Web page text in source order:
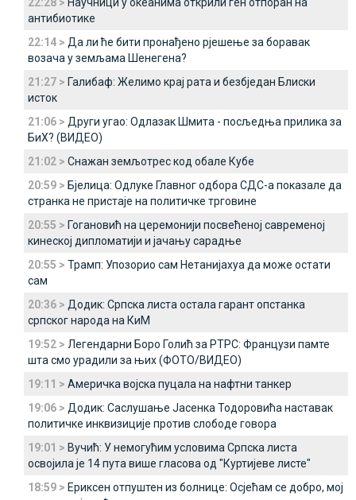
антибиотике
22:14 > Да ли ће бити пронађено рјешење за боравак
возача у земљама Шенегена?
21:27 > Галибаф: Желимо крај рата и безбједан Блиски
исток
21:06 > Други угао: Одлазак Шмита - посљедња прилика за
БиХ? (ВИДЕО)
21:02 > Снажан земљотрес код обале Кубе
20:59 > Бјелица: Одлуке Главног одбора СДС-а показале да
странка не пристаје на политичке трговине
20:55 > Гогановић на церемонији посвећеној савременој
кинеској дипломатији и јачању сарадње
20:55 > Трамп: Упозорио сам Нетанијахуа да може остати
сам
20:36 > Додик: Српска листа остала гарант опстанка
српског народа на КиМ
19:52 > Легендарни Боро Голић за РТРС: Французи памте
шта смо урадили за њих (ФОТО/ВИДЕО)
19:11 > Америчка војска пуцала на нафтни танкер
19:06 > Додик: Саслушање Јасенка Тодоровића наставак
политичке инквизиције против слободе говора
19:01 > Вучић: У немогућим условима Српска листа
освојила је 14 пута више гласова од "Куртијеве листе"
18:59 > Ериксен отпуштен из болнице: Осјећам се добро, мој